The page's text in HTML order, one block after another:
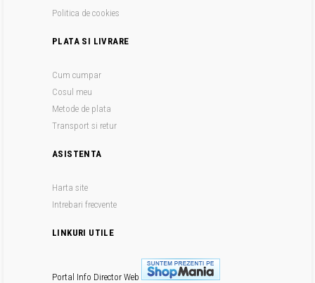
Politica de cookies
PLATA SI LIVRARE
Cum cumpar
Cosul meu
Metode de plata
Transport si retur
ASISTENTA
Harta site
Intrebari frecvente
LINKURI UTILE
Portal Info Director Web